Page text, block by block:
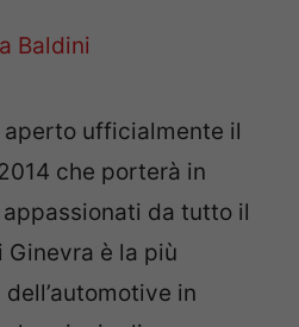
Baldini
aperto ufficialmente il
che porterà in
da tutto il
Ginevra è la più
in